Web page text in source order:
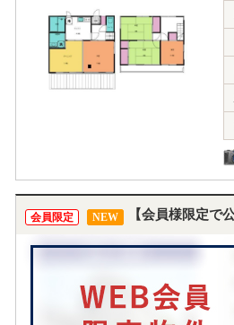
会員限定 NEW 【会員様限定で